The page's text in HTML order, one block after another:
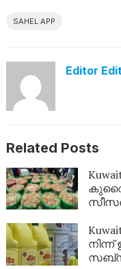
SAHEL APP
Editor
Related Posts